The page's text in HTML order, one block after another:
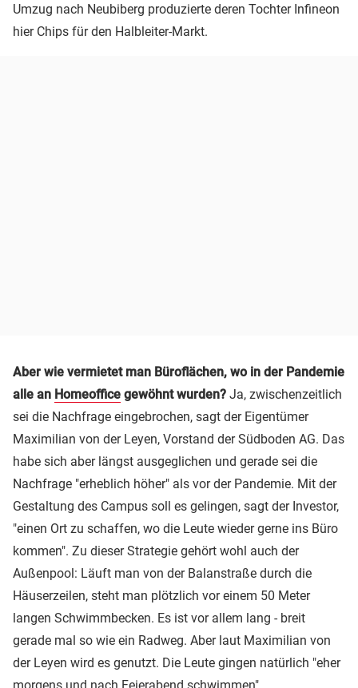
Umzug nach Neubiberg produzierte deren Tochter Infineon
hier Chips für den Halbleiter-Markt.
Aber wie vermietet man Büroflächen, wo in der Pandemie
alle an Homeoffice gewöhnt wurden? Ja, zwischenzeitlich
sei die Nachfrage eingebrochen, sagt der Eigentümer
Maximilian von der Leyen, Vorstand der Südboden AG. Das
habe sich aber längst ausgeglichen und gerade sei die
Nachfrage "erheblich höher" als vor der Pandemie. Mit der
Gestaltung des Campus soll es gelingen, sagt der Investor,
"einen Ort zu schaffen, wo die Leute wieder gerne ins Büro
kommen". Zu dieser Strategie gehört wohl auch der
Außenpool: Läuft man von der Balanstraße durch die
Häuserzeilen, steht man plötzlich vor einem 50 Meter
langen Schwimmbecken. Es ist vor allem lang - breit
gerade mal so wie ein Radweg. Aber laut Maximilian von
der Leyen wird es genutzt. Die Leute gingen natürlich "eher
morgens und nach Feierabend schwimmen".